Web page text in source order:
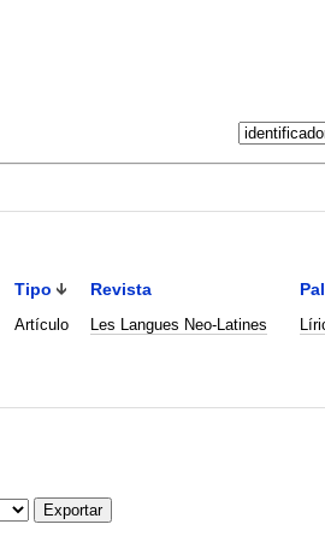
Tipo Revista
Artículo Les Langues Neo-Latines
Exportar